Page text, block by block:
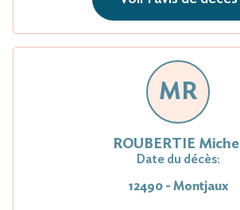
MR
ROUBERTIE Michel
Date du décès:
12490 - Montjaux